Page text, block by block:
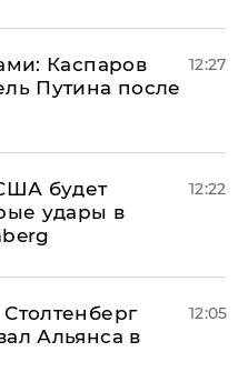
Каспаров
Путина после
12:27
будет
удары в
12:22
Альянса в
12:05